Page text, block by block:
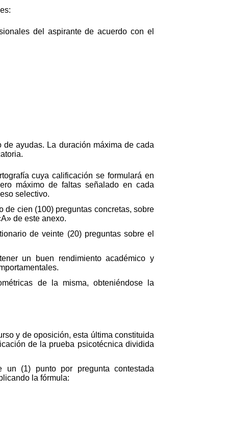
del aspirante de acuerdo con el
ayudas. La duración máxima de cada
cuya calificación se formulará en
máximo de faltas señalado en cada
selectivo.
de cien (100) preguntas concretas, sobre
de este anexo.
de veinte (20) preguntas sobre el
un buen rendimiento académico y
de la misma, obteniéndose la
y de oposición, esta última constituida
de la prueba psicotécnica dividida
(1) punto por pregunta contestada
la fórmula: